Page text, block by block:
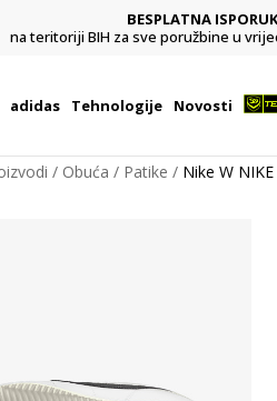
BESPLATNA
na teritoriji BIH za sve poružbine u
adidas Tehnologije Novosti
Obuća Patike Nike W NIKE